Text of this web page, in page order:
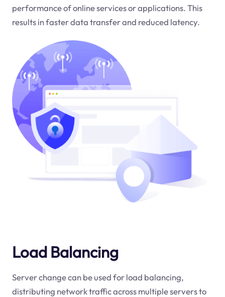
performance of online services or applications. This
results in faster data transfer and reduced latency.
Load Balancing
Server change can be used for load balancing,
distributing network traffic across multiple servers to